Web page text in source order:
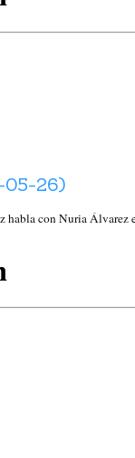
05-26)
habla con Nuria